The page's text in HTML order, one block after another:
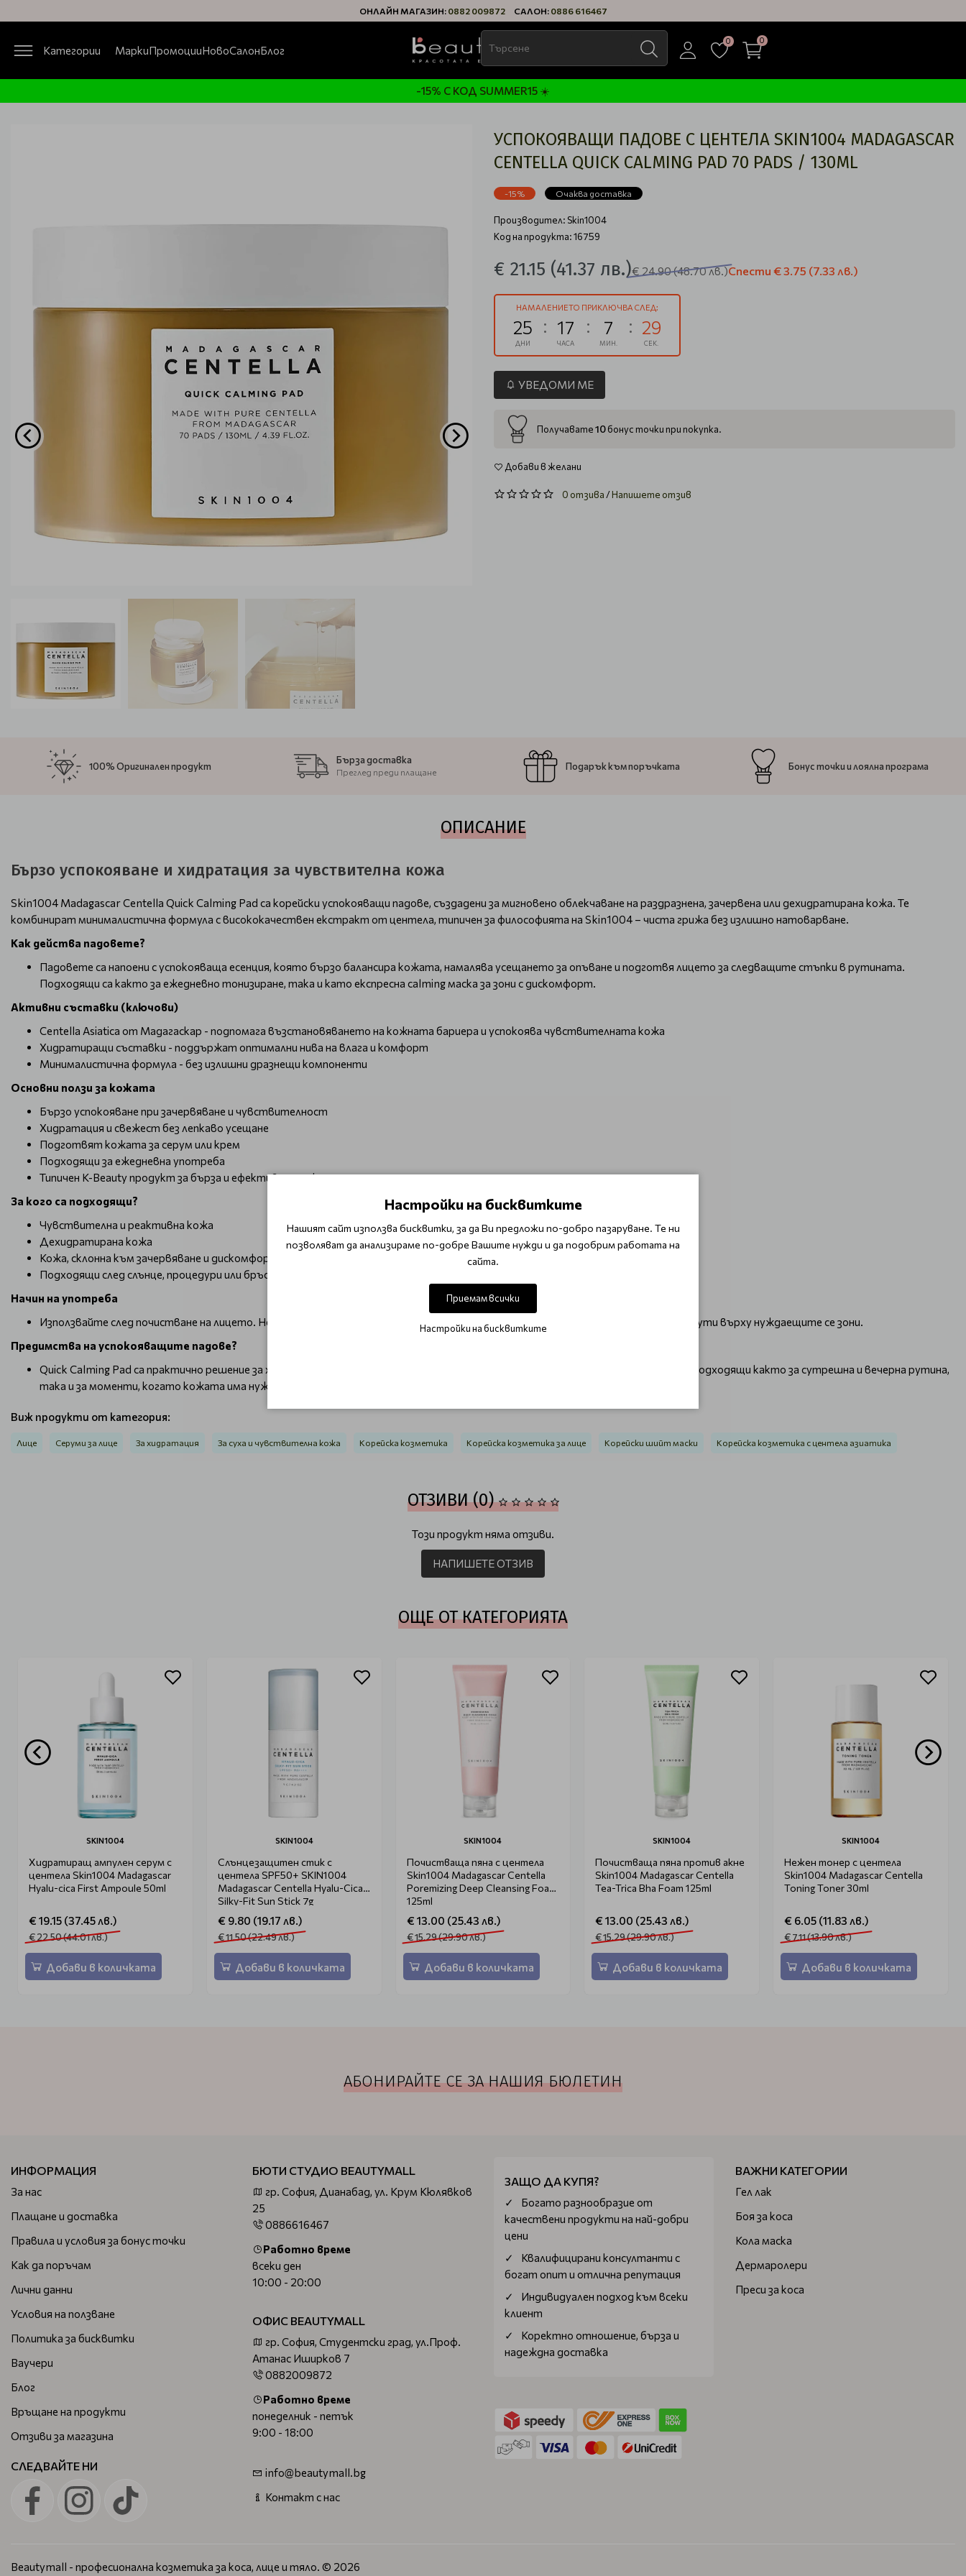
ОНЛАЙН МАГАЗИН: 0882 009872 САЛОН: 0886 616467
Категории МаркиПромоцииНовоСалонБлог
0 0
-15% С КОД SUMMER15 ☀️
УСПОКОЯВАЩИ ПАДОВЕ С ЦЕНТЕЛА SKIN1004 MADAGASCAR
CENTELLA QUICK CALMING PAD 70 PADS / 130ML
-15% Очаква доставка
Производител: Skin1004
Код на продукта: 16759
€ 21.15 (41.37 лв.)€ 24.90(48.70 лв.)Спести € 3.75 (7.33 лв.)
НАМАЛЕНИЕТО ПРИКЛЮЧВА СЛЕД:
25
ДНИ
17
ЧАСА
7
МИН.
28
СЕК.
УВЕДОМИ МЕ
Получавате10бонус точки при покупка.
Добави в желани
0 отзива/Напишете отзив
100% Оригинален продукт
Бърза доставка
Преглед преди плащане
Подарък към поръчката Бонус точки и лоялна програма
ОПИСАНИЕ
Бързо успокояване и хидратация за чувствителна кожа
Skin1004 Madagascar Centella Quick Calming Pad са корейски успокояващи падове, създадени за мигновено облекчаване на раздразнена, зачервена или дехидратирана кожа. Те
комбинират минималистична формула с висококачествен екстракт от центела, типичен за философията на Skin1004 – чиста грижа без излишно натоварване.
Как действа падовете?
Падовете са напоени с успокояваща есенция, която бързо балансира кожата, намалява усещането за опъване и подготвя лицето за следващите стъпки в рутината.
Подходящи са както за ежедневно тонизиране, така и като експресна calming маска за зони с дискомфорт.
Активни съставки (ключови)
Centella Asiatica от Мадагаскар - подпомага възстановяването на кожната бариера и успокоява чувствителната кожа
Хидратиращи съставки - поддържат оптимални нива на влага и комфорт
Минималистична формула - без излишни дразнещи компоненти
Основни ползи за кожата
Бързо успокояване при зачервяване и чувствителност
Хидратация и свежест без лепкаво усещане
Подготвят кожата за серум или крем
Подходящи за ежедневна употреба
Типичен K-Beauty продукт за бърза и ефективна грижа
За кого са подходящи?
Чувствителна и реактивна кожа
Дехидратирана кожа
Кожа, склонна към зачервяване и дискомфорт
Подходящи след слънце, процедури или бръснене
Начин на употреба
Използвайте след почистване на лицето. Нежно обтрийте кожата с пад или оставете като локална calming маска за 3–5 минути върху нуждаещите се зони.
Предимства на успокояващите падове?
Quick Calming Pad са практично решение за хора, които искат видим комфорт и спокойствие на кожата с минимално усилие. Подходящи както за сутрешна и вечерна рутина,
така и за моменти, когато кожата има нужда от бърза SOS грижа.
Виж продукти от категория:
Лице Серуми за лице За хидратация За суха и чувствителна кожа Корейска козметика Корейска козметика за лице Корейски шийт маски Корейска козметика с центела азиатика
ОТЗИВИ (0)
Този продукт няма отзиви.
НАПИШЕТЕ ОТЗИВ
ОЩЕ ОТ КАТЕГОРИЯТА
SKIN1004
Хидратиращ ампулен серум с
центела Skin1004 Madagascar
Hyalu-cica First Ampoule 50ml
€ 19.15 (37.45 лв.)
€ 22.50 (44.01 лв.)
Добави в количката
SKIN1004
Слънцезащитен стик с
центела SPF50+ SKIN1004
Madagascar Centella Hyalu-Cica
Silky-Fit Sun Stick 7g
€ 9.80 (19.17 лв.)
€ 11.50 (22.49 лв.)
Добави в количката
SKIN1004
Почистваща пяна с центела
Skin1004 Madagascar Centella
Poremizing Deep Cleansing Foam
125ml
€ 13.00 (25.43 лв.)
€ 15.29 (29.90 лв.)
Добави в количката
SKIN1004
Почистваща пяна против акне
Skin1004 Madagascar Centella
Tea-Trica Bha Foam 125ml
€ 13.00 (25.43 лв.)
€ 15.29 (29.90 лв.)
Добави в количката
SKIN1004
Нежен тонер с центела
Skin1004 Madagascar Centella
Toning Toner 30ml
€ 6.05 (11.83 лв.)
€ 7.11 (13.90 лв.)
Добави в количката
АБОНИРАЙТЕ СЕ ЗА НАШИЯ БЮЛЕТИН
ИНФОРМАЦИЯ
За нас
Плащане и доставка
Правила и условия за бонус точки
Как да поръчам
Лични данни
Условия на ползване
Политика за бисквитки
Ваучери
Блог
Връщане на продукти
Отзиви за магазина
СЛЕДВАЙТЕ НИ
БЮТИ СТУДИО BEAUTYMALL
гр. София, Дианабад, ул. Крум Кюлявков
25
0886616467
Работно време
всеки ден
10:00 - 20:00
ОФИС BEAUTYMALL
гр. София, Студентски град, ул.Проф.
Атанас Иширков 7
0882009872
Работно време
понеделник - петък
9:00 - 18:00
info@beautymall.bg
Контакт с нас
ЗАЩО ДА КУПЯ?
Богатo разнообразие от
качествени продукти на най-добри
цени
Квалифицирани консултанти с
богат опит и отлична репутация
Индивидуален подход към всеки
клиент
Коректно отношение, бърза и
надеждна доставка
ВАЖНИ КАТЕГОРИИ
Гел лак
Боя за коса
Кола маска
Дермаролери
Преси за коса
Beautymall - професионална козметика за коса, лице и тяло. © 2026
Настройки на бисквитките
Нашият сайт използва бисквитки, за да Ви предложи по-добро пазаруване. Те ни
позволяват да анализираме по-добре Вашите нужди и да подобрим работата на
сайта.
Приемам всички
Настройки на бисквитките